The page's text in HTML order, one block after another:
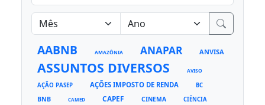
AABNB AMAZÔNIA ANAPAR ANVISA
ASSUNTOS DIVERSOS AVISO
AÇÃO PASEP AÇÕES IMPOSTO DE RENDA BC
BNB CAMED CAPEF CINEMA CIÊNCIA